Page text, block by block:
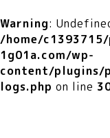
Warning:
/home/
1g01a.com/wp-
content/plugins/
logs.php on line